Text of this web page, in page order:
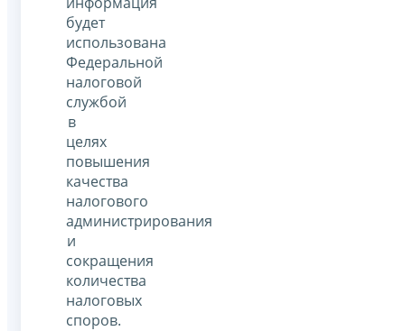
будет
использована
Федеральной
налоговой
службой
в
целях
повышения
качества
налогового
администрирования
и
сокращения
количества
налоговых
споров.